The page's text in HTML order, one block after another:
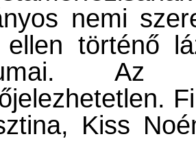
nemi
történő
Az
Kiss